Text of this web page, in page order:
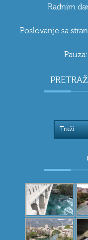
Radnim
Poslovanje sa